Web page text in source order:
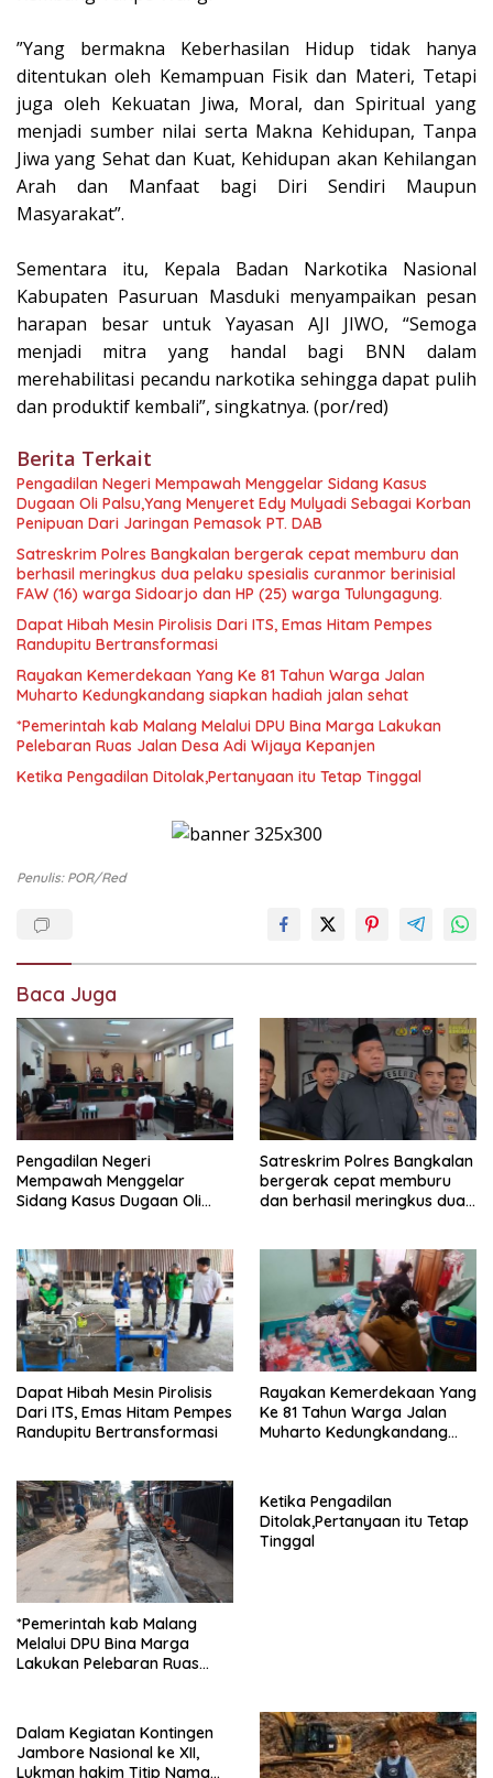
‎”Yang bermakna Keberhasilan Hidup tidak hanya
ditentukan oleh Kemampuan Fisik dan Materi, Tetapi
juga oleh Kekuatan Jiwa, Moral, dan Spiritual yang
menjadi sumber nilai serta Makna Kehidupan, Tanpa
Jiwa yang Sehat dan Kuat, Kehidupan akan Kehilangan
Arah dan Manfaat bagi Diri Sendiri Maupun
Masyarakat”.
Sementara itu, Kepala Badan Narkotika Nasional
Kabupaten Pasuruan Masduki menyampaikan pesan
harapan besar untuk Yayasan AJI JIWO, “Semoga
menjadi mitra yang handal bagi BNN dalam
merehabilitasi pecandu narkotika sehingga dapat pulih
dan produktif kembali”, singkatnya. (por/red)
Berita Terkait
Pengadilan Negeri Mempawah Menggelar Sidang Kasus
Dugaan Oli Palsu,Yang Menyeret Edy Mulyadi Sebagai Korban
Penipuan Dari Jaringan Pemasok PT. DAB
Satreskrim Polres Bangkalan bergerak cepat memburu dan
berhasil meringkus dua pelaku spesialis curanmor berinisial
FAW (16) warga Sidoarjo dan HP (25) warga Tulungagung.
Dapat Hibah Mesin Pirolisis Dari ITS, Emas Hitam Pempes
Randupitu Bertransformasi
Rayakan Kemerdekaan Yang Ke 81 Tahun Warga Jalan
Muharto Kedungkandang siapkan hadiah jalan sehat
*Pemerintah kab Malang Melalui DPU Bina Marga Lakukan
Pelebaran Ruas Jalan Desa Adi Wijaya Kepanjen
Ketika Pengadilan Ditolak,Pertanyaan itu Tetap Tinggal
Penulis: POR/red
Baca Juga
Pengadilan Negeri
Mempawah Menggelar
Sidang Kasus Dugaan Oli
Penipuan Dari Jaringan
Pemasok PT. DAB
Satreskrim Polres Bangkalan
bergerak cepat memburu
dan berhasil meringkus dua
Sidoarjo dan HP (25) warga
Tulungagung.
Dapat Hibah Mesin Pirolisis
Dari ITS, Emas Hitam Pempes
Randupitu Bertransformasi
Rayakan Kemerdekaan Yang
Ke 81 Tahun Warga Jalan
Muharto Kedungkandang
*Pemerintah kab Malang
Melalui DPU Bina Marga
Lakukan Pelebaran Ruas
Ketika Pengadilan
Ditolak,Pertanyaan itu Tetap
Tinggal
Dalam Kegiatan Kontingen
Jambore Nasional ke XII,
Lukman hakim Titip Nama